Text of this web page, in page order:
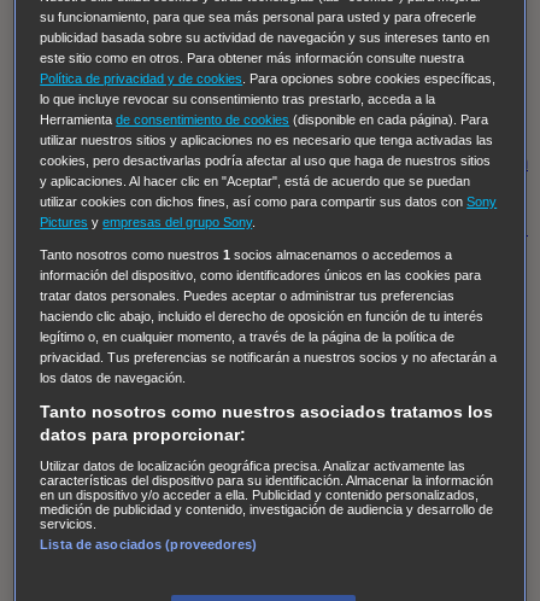
Thomas, el ojo del FBI Pan Am Dawson crece
Insomnia El Guardián The Blacklist Cinco en familia
Hudson & Rex Diez libras y un sueño Mr Loverman
Regreso al futuro III NUEVE CUERPOS Los últimos
caballeros Tormenta infinita Sing Street Cobra Kai
Tom
y Lola High Country Los casos de Susan Ryeland:
Moonflower Murders Twisted Metal
Evolution Terapia de Choque Ricki Los Misterios de
Hailey Dean Without Sin: Libre de Culpa Morbius
NCIS: Nueva Orleans Pandora En fuera de juego
The Shield: Al margen de la ley Duplicated Preacher
The Killing Kind
Chicago Fire Monarch Circuito cerrado Alert: Unidad
de personas desaparecidas
Ladrón de guante blanco Hannibal Daños y Perjuicios
AXN Masters of Sex Three Pines Accused Carter Alice
Nevers Crossing Lines
su funcionamiento, para que sea más personal para usted y para ofrecerle
publicidad basada sobre su actividad de navegación y sus intereses tanto en
este sitio como en otros. Para obtener más información consulte nuestra
Política de privacidad y de cookies
. Para opciones sobre cookies específicas,
lo que incluye revocar su consentimiento tras prestarlo, acceda a la
Herramientade consentimiento de cookies (disponible en cada página). Para
utilizar nuestros sitios y aplicaciones no es necesario que tenga activadas las
cookies, pero desactivarlas podría afectar al uso que haga de nuestros sitios
y aplicaciones. Al hacer clic en "Aceptar", está de acuerdo que se puedan
utilizar cookies con dichos fines, así como para compartir sus datos conSony
Pictures yempresas del grupo Sony.
Tanto nosotros como nuestros1 socios almacenamos o accedemos a
información del dispositivo, como identificadores únicos en las cookies para
tratar datos personales. Puedes aceptar o administrar tus preferencias
haciendo clic abajo, incluido el derecho de oposición en función de tu interés
legítimo o, en cualquier momento, a través de la página de la política de
privacidad. Tus preferencias se notificarán a nuestros socios y no afectarán a
los datos de navegación.
Tanto nosotros como nuestros asociados tratamos los
datos para proporcionar:
Utilizar datos de localización geográfica precisa. Analizar activamente las
características del dispositivo para su identificación. Almacenar la información
en un dispositivo y/o acceder a ella. Publicidad y contenido personalizados,
medición de publicidad y contenido, investigación de audiencia y desarrollo de
servicios.
Lista de asociados (proveedores)